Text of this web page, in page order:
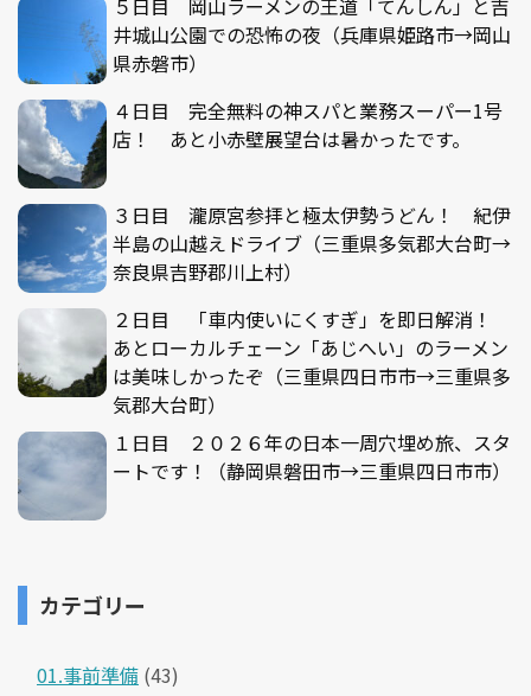
５日目 岡山ラーメンの王道「てんしん」と吉
井城山公園での恐怖の夜（兵庫県姫路市→岡山
県赤磐市）
４日目 完全無料の神スパと業務スーパー1号
店！ あと小赤壁展望台は暑かったです。
３日目 瀧原宮参拝と極太伊勢うどん！ 紀伊
半島の山越えドライブ（三重県多気郡大台町→
奈良県吉野郡川上村）
２日目 「車内使いにくすぎ」を即日解消！
あとローカルチェーン「あじへい」のラーメン
は美味しかったぞ（三重県四日市市→三重県多
気郡大台町）
１日目 ２０２６年の日本一周穴埋め旅、スタ
ートです！（静岡県磐田市→三重県四日市市）
カテゴリー
01.事前準備 (43)